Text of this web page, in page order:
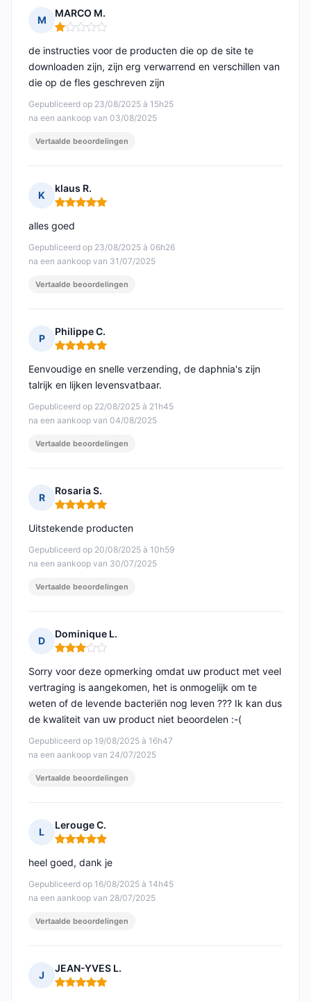
M
MARCO M.
Opmerking: 1 van 5
Gepubliceerd op 23/08/2025 à 15h25
na een aankoop van 03/08/2025
de instructies voor de producten die op de site te
downloaden zijn, zijn erg verwarrend en verschillen van
die op de fles geschreven zijn
Vertaalde beoordelingen
K
klaus R.
Opmerking: 5 van 5
Gepubliceerd op 23/08/2025 à 06h26
na een aankoop van 31/07/2025
alles goed
Vertaalde beoordelingen
P
Philippe C.
Opmerking: 5 van 5
Gepubliceerd op 22/08/2025 à 21h45
na een aankoop van 04/08/2025
Eenvoudige en snelle verzending, de daphnia's zijn
talrijk en lijken levensvatbaar.
Vertaalde beoordelingen
R
Rosaria S.
Opmerking: 5 van 5
Gepubliceerd op 20/08/2025 à 10h59
na een aankoop van 30/07/2025
Uitstekende producten
Vertaalde beoordelingen
D
Dominique L.
Opmerking: 3 van 5
Gepubliceerd op 19/08/2025 à 16h47
na een aankoop van 24/07/2025
Sorry voor deze opmerking omdat uw product met veel
vertraging is aangekomen, het is onmogelijk om te
weten of de levende bacteriën nog leven ??? Ik kan dus
de kwaliteit van uw product niet beoordelen :-(
Vertaalde beoordelingen
L
Lerouge C.
Opmerking: 5 van 5
Gepubliceerd op 16/08/2025 à 14h45
na een aankoop van 28/07/2025
heel goed, dank je
Vertaalde beoordelingen
J
JEAN-YVES L.
Opmerking: 5 van 5